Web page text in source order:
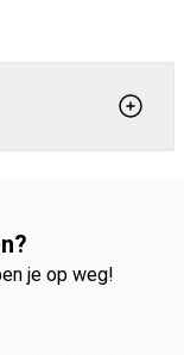
je op weg!